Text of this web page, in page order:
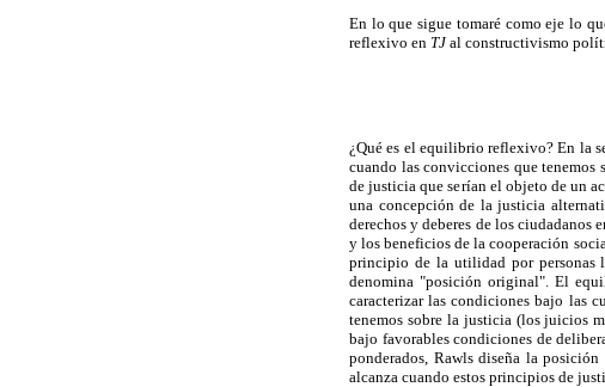
En lo que sigue tomaré como eje lo
reflexivo en TJ al constructivismo
¿Qué es el equilibrio reflexivo? En la
cuando las convicciones que
de justicia que serían el objeto de un
una concepción de la justicia
derechos y deberes de los ciudadanos
y los beneficios de la cooperación
principio de la utilidad por personas
denomina "posición original". El
caracterizar las condiciones bajo las
tenemos sobre la justicia (los juicios
bajo favorables condiciones de
ponderados, Rawls diseña la
alcanza cuando estos principios de